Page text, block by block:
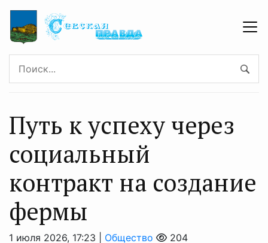
Путь к успеху через
социальный
контракт на создание
фермы
1 июля 2026, 17:23 | Общество 204